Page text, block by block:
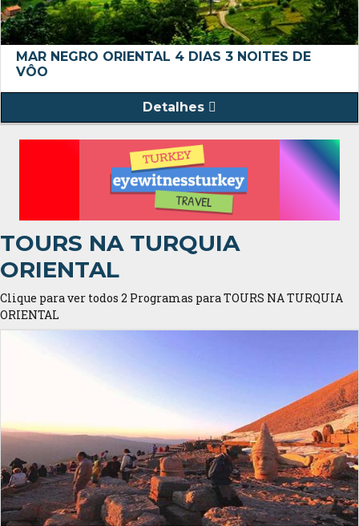
MAR NEGRO ORIENTAL 4 DIAS 3 NOITES DE
VÔO
Detalhes
TOURS NA TURQUIA
ORIENTAL
Clique para ver todos 2 Programas para TOURS NA TURQUIA
ORIENTAL